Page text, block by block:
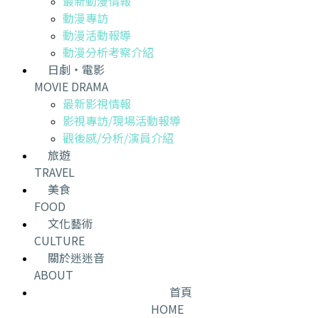
動漫專訪
動漫活動報導
動漫分析考察介紹
日劇・電影
MOVIE DRAMA
最新影視情報
影視專訪/現場活動報導
觀後感/分析/演員介紹
旅遊
TRAVEL
美食
FOOD
文化藝術
CULTURE
關於迷迷音
ABOUT
首頁
HOME